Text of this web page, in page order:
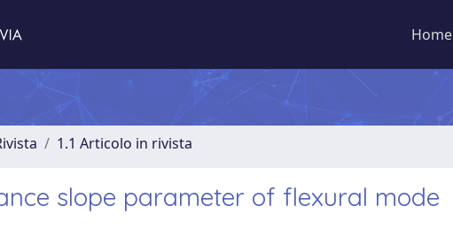
Home
1.1 Articolo in rivista
slope parameter of flexural mode